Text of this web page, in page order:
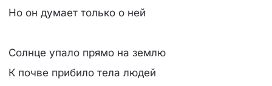
Но он думает только о ней
Солнце упало прямо на землю
К почве прибило тела людей